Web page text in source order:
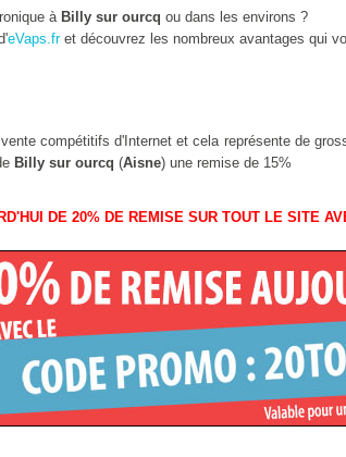
à Billy sur ourcq ou dans les environs ?
eVaps.fret découvrez les nombreux avantages qui
compétitifs d'Internet et cela représente de
Billy sur ourcq (Aisne) une remise de 15%
DE 20% DE REMISE SUR TOUT LE SITE